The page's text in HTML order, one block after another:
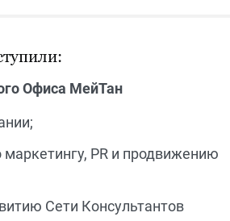
Офиса МейТан
маркетингу, PR и продвижению
Сети Консультантов